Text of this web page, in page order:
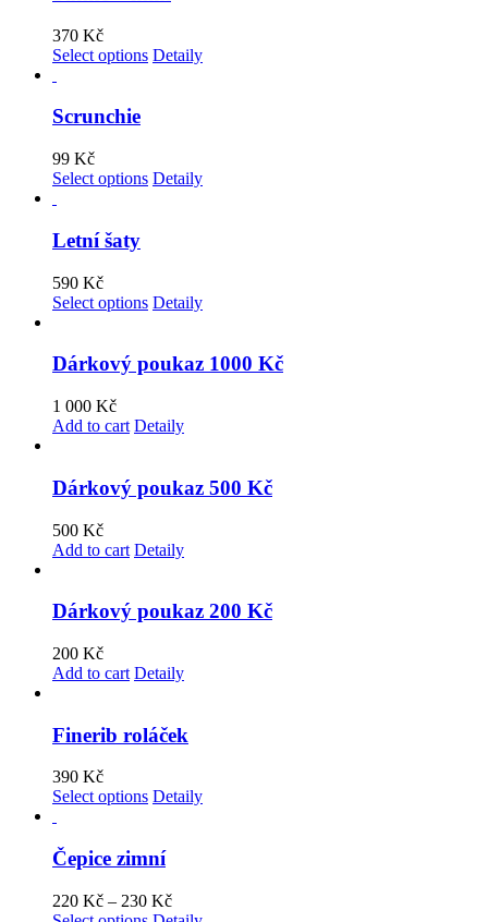
370 Kč
Select options Detaily
Scrunchie
99 Kč
Select options Detaily
Letní šaty
590 Kč
Select options Detaily
Dárkový poukaz 1000 Kč
1 000 Kč
Add to cart Detaily
Dárkový poukaz 500 Kč
500 Kč
Add to cart Detaily
Dárkový poukaz 200 Kč
200 Kč
Add to cart Detaily
Finerib roláček
390 Kč
Select options Detaily
Čepice zimní
220 Kč – 230 Kč